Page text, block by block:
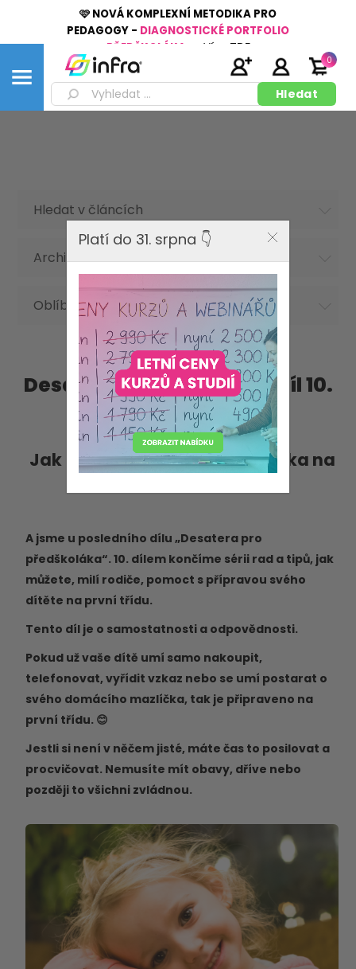
🩷 NOVÁ KOMPLEXNÍ METODIKA PRO
PEDAGOGY - DIAGNOSTICKÉ PORTFOLIO
PŘEDŠKOLÁKA
Více ZDE
0
Hledat v článcích
Archiv článků
Oblíbená hesla
Desatero předškoláka – díl 10.
středa 5. ledna 2022
Jak připravit dobře předškoláka na
první třídu?
A jsme u posledního dílu „Desatera pro
předškoláka“. 10. dílem končíme sérii rad a tipů, jak
můžete, milí rodiče, pomoct s přípravou svého
dítěte na první třídu.
Tento díl je o samostatnosti a odpovědnosti.
Pokud už vaše dítě umí samo nakoupit,
telefonovat, vyřídit vzkaz nebo se umí postarat o
svého domácího mazlíčka, tak je připraveno na
první třídu. 😊
Jestli si není v něčem jisté, máte čas to posilovat a
procvičovat. Nemusíte mít obavy, dříve nebo
později to všichni zvládnou.
Platí do 31. srpna 👇